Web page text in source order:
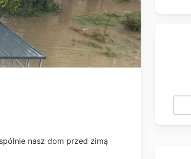
nasz dom przed zimą